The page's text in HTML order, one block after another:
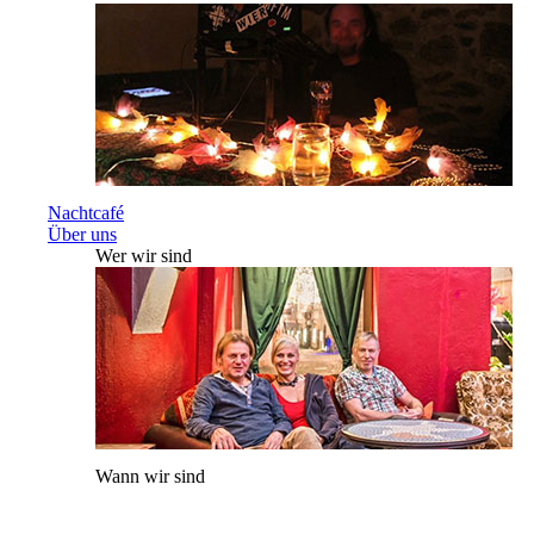
Nachtcafé
Über uns
Wer wir sind
Wann wir sind